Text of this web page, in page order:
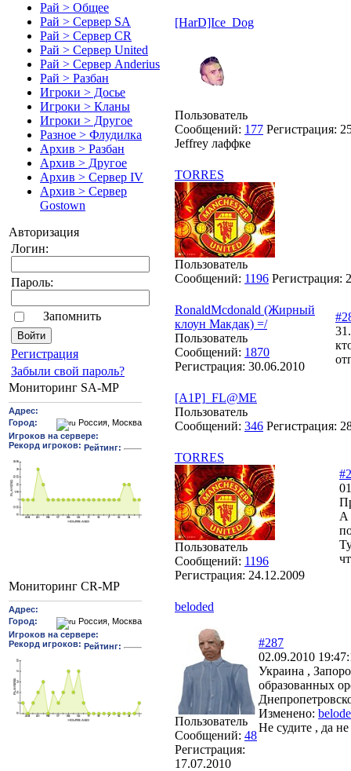
Рай > Общее
Рай > Сервер SA
Рай > Сервер CR
Рай > Сервер United
Рай > Сервер Anderius
Рай > Разбан
Игроки > Досье
Игроки > Кланы
Игроки > Другое
Разное > Флудилка
Архив > Разбан
Архив > Другое
Архив > Сервер IV
Архив > Сервер
Gostown
Авторизация
Логин:
Пароль:
Запомнить
Pегиcтрaция
Забыли свой пароль?
Мониторинг SA-MP
Мониторинг CR-MP
[HarD]Ice_Dog
Пользователь
Сообщений: 177 Регистрация:
Jeffrey лаффке
TORRES
Пользователь
Сообщений: 1196 Регистрация:
RonaldMcdonald (Жирный
клоун Макдак) =/
Пользователь
Сообщений: 1870
Регистрация: 30.06.2010
[A1P]_FL@ME
Пользователь
Сообщений: 346 Регистрация:
TORRES
Пользователь
Сообщений: 1196
Регистрация: 24.12.2009
А
beloded
Пользователь
Сообщений: 48
Регистрация:
17.07.2010
#287
02.09.2010
Украина ,
образованных
Изменено:
Не судите , да